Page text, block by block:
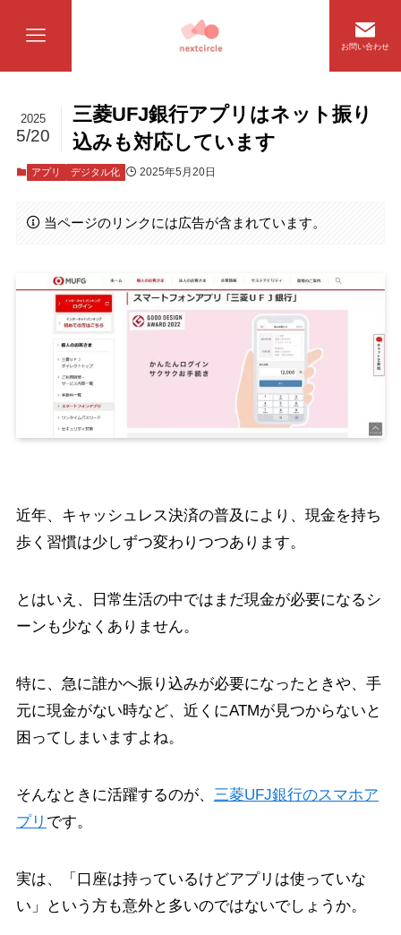
お問い合わせ
三菱UFJ銀行アプリはネット振り
込みも対応しています
2025
5/20
アプリ デジタル化 2025年5月20日
当ページのリンクには広告が含まれています。
近年、キャッシュレス決済の普及により、現金を持ち
歩く習慣は少しずつ変わりつつあります。
とはいえ、日常生活の中ではまだ現金が必要になるシ
ーンも少なくありません。
特に、急に誰かへ振り込みが必要になったときや、手
元に現金がない時など、近くにATMが見つからないと
困ってしまいますよね。
そんなときに活躍するのが、 三菱UFJ銀行のスマホア
プリ です。
実は、「口座は持っているけどアプリは使っていな
い」という方も意外と多いのではないでしょうか。